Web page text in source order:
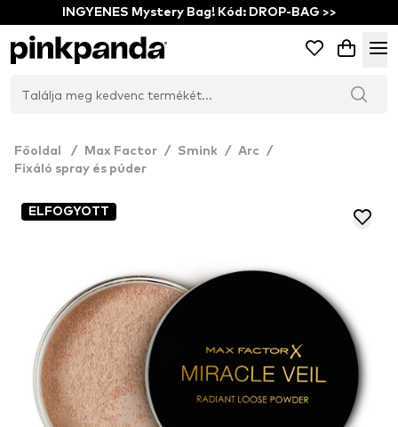
INGYENES Mystery Bag! Kód: DROP-BAG >>
Főoldal / Max Factor / Smink / Arc
/
Fixáló spray és púder
ELFOGYOTT